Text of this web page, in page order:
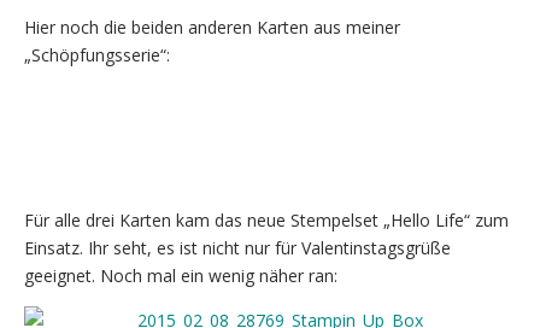
Hier noch die beiden anderen Karten aus meiner
„Schöpfungsserie“:
Für alle drei Karten kam das neue Stempelset „Hello Life“ zum
Einsatz. Ihr seht, es ist nicht nur für Valentinstagsgrüße
geeignet. Noch mal ein wenig näher ran: